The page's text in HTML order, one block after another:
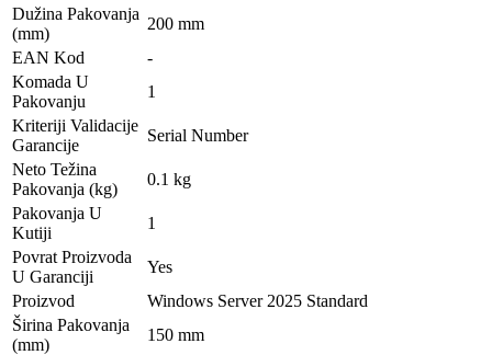
Dužina Pakovanja
(mm)
200 mm
EAN Kod
-
Komada U
Pakovanju
1
Kriteriji Validacije
Garancije
Serial Number
Neto Težina
Pakovanja (kg)
0.1 kg
Pakovanja U
Kutiji
1
Povrat Proizvoda
U Garanciji
Yes
Proizvod
Windows Server 2025 Standard
Širina Pakovanja
(mm)
150 mm